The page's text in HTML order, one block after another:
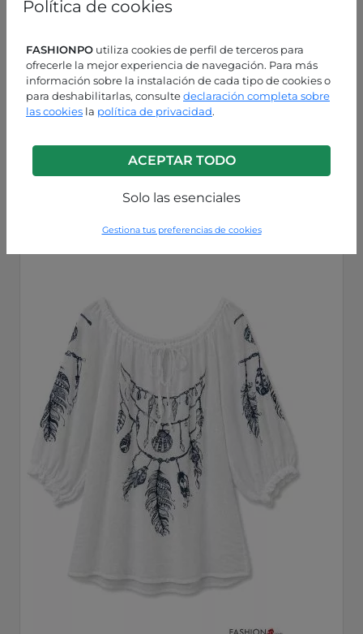
Política de cookies
FASHIONPO utiliza cookies de perfil de terceros para
ofrecerle la mejor experiencia de navegación. Para más
información sobre la instalación de cada tipo de cookies o
para deshabilitarlas, consultedeclaración completa sobre
las cookies la política de privacidad.
ACEPTAR TODO
Solo las esenciales
Gestiona tus preferencias de cookies